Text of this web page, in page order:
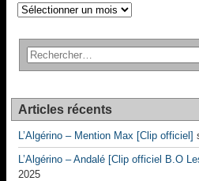
Archives
Articles récents
L’Algérino – Mention Max [Clip officiel]
L’Algérino – Andalé [Clip officiel B.O
2025